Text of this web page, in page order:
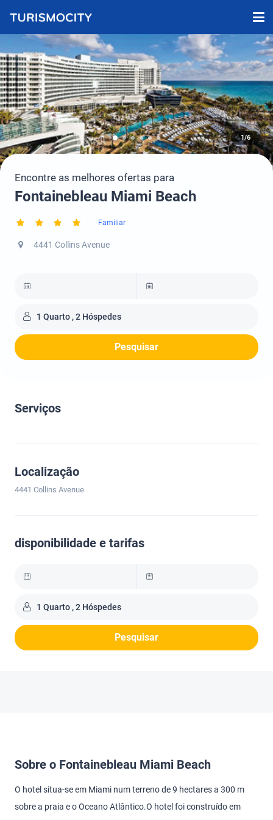
1/6
Encontre as melhores ofertas para
Fontainebleau Miami Beach
Familiar
4441 Collins Avenue
1 Quarto , 2 Hóspedes
Pesquisar
Serviços
Localização
4441 Collins Avenue
disponibilidade e tarifas
1 Quarto , 2 Hóspedes
Pesquisar
Sobre o Fontainebleau Miami Beach
O hotel situa-se em Miami num terreno de 9 hectares a 300 m
sobre a praia e o Oceano Atlântico.O hotel foi construído em